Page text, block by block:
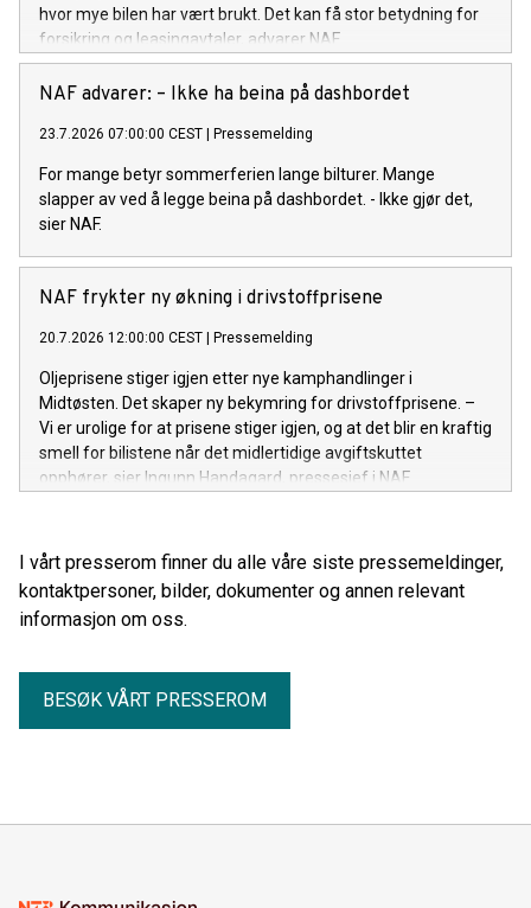
hvor mye bilen har vært brukt. Det kan få stor betydning for
forsikring og leasingavtaler, advarer NAF.
NAF advarer: – Ikke ha beina på dashbordet
23.7.2026 07:00:00 CEST | Pressemelding
For mange betyr sommerferien lange bilturer. Mange
slapper av ved å legge beina på dashbordet. - Ikke gjør det,
sier NAF.
NAF frykter ny økning i drivstoffprisene
20.7.2026 12:00:00 CEST | Pressemelding
Oljeprisene stiger igjen etter nye kamphandlinger i
Midtøsten. Det skaper ny bekymring for drivstoffprisene. –
Vi er urolige for at prisene stiger igjen, og at det blir en kraftig
smell for bilistene når det midlertidige avgiftskuttet
opphører, sier Ingunn Handagard, pressesjef i NAF.
I vårt presserom finner du alle våre siste pressemeldinger,
kontaktpersoner, bilder, dokumenter og annen relevant
informasjon om oss.
BESØK VÅRT PRESSEROM